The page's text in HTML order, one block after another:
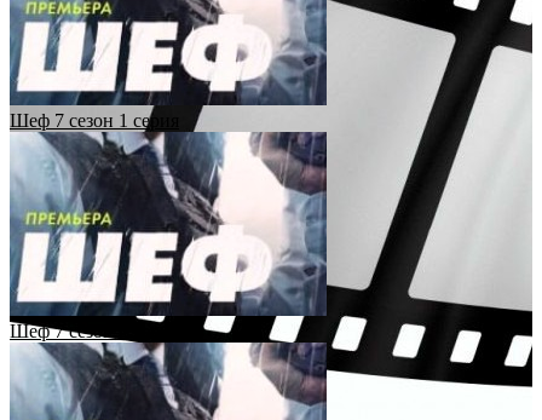
Шеф 7 сезон 1 серия
Шеф 7 сезон 2 серия